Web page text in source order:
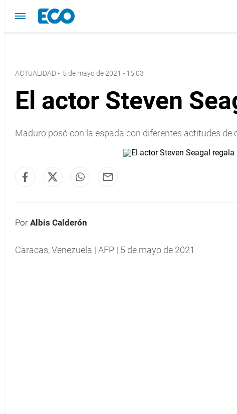
ACTUALIDAD- 5 de mayo de 2021 - 15:03
El actor Steven
Maduro posó con la espada con diferentes actitudes de
Por Albis Calderón
Caracas, Venezuela | AFP | 5 de mayo de 2021